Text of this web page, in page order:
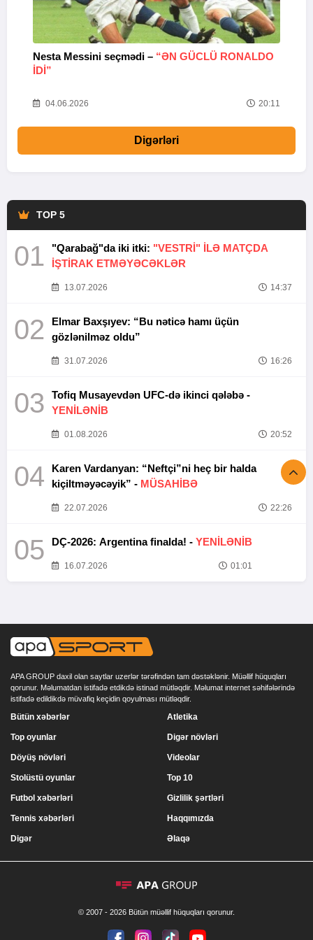
Nesta Messini seçmədi – “ƏN GÜCLÜ RONALDO
IDI”
04.06.2026 20:11
Digərləri
TOP 5
01 "Qarabağ"da iki itki: "VESTRİ" İLƏ MATÇDA
İŞTİRAK ETMƏYƏCƏKLƏR
13.07.2026 14:37
02
Elmar Baxşıyev: “Bu nəticə hamı üçün
gözlənilməz oldu”
31.07.2026 16:26
03
Tofiq Musayevdən UFC-də ikinci qələbə -
YENİLƏNİB
01.08.2026 20:52
04
Karen Vardanyan: “Neftçi”ni heç bir halda
kiçiltməyəcəyik” - MÜSAHİBƏ
22.07.2026 22:26
05 DÇ-2026: Argentina finalda! - YENİLƏNİB
16.07.2026 01:01
APA GROUP daxil olan saytlar uzerlər tərəfindən tam dəstəklənir. Müəllif hüquqları
qorunur. Məlumatdan istifadə etdikdə istinad mütləqdir. Məlumat internet səhifələrində
istifadə edildikdə müvafiq keçidin qoyulması mütləqdir.
Bütün xəbərlər
Top oyunlar
Döyüş növləri
Stolüstü oyunlar
Atletika
Digər növləri
Videolar
Top 10
Futbol xəbərləri
Tennis xəbərləri
Digər
Gizlilik şərtləri
Haqqımızda
Əlaqə
© 2007 - 2026 Bütün müəllif hüquqları qorunur.